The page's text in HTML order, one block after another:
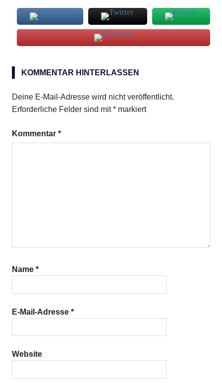
Zucchini
KOMMENTAR HINTERLASSEN
Deine E-Mail-Adresse wird nicht veröffentlicht.
Erforderliche Felder sind mit* markiert
Kommentar *
Name *
E-Mail-Adresse *
Website